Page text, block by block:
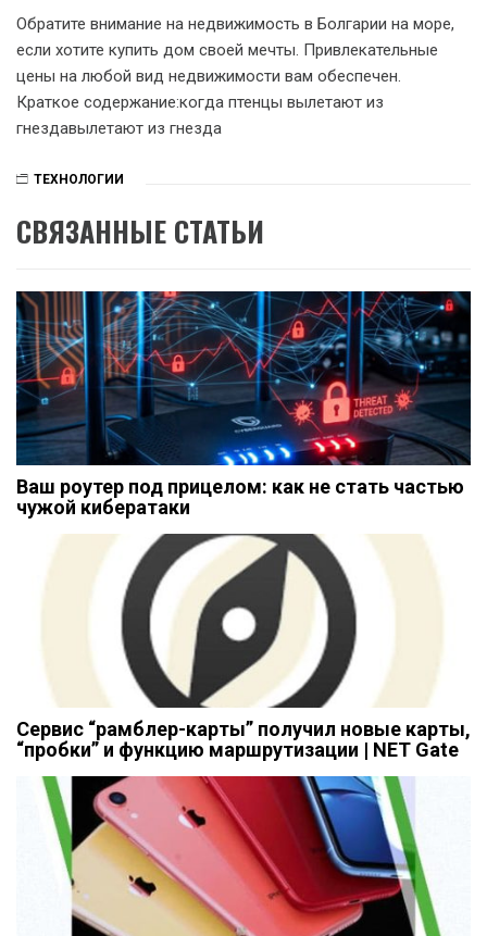
Обратите внимание на недвижимость в Болгарии на море,
если хотите купить дом своей мечты. Привлекательные
цены на любой вид недвижимости вам обеспечен.
Краткое содержание:когда птенцы вылетают из
гнездавылетают из гнезда
ТЕХНОЛОГИИ
СВЯЗАННЫЕ СТАТЬИ
Ваш роутер под прицелом: как не стать частью
чужой кибератаки
Сервис “рамблер-карты” получил новые карты,
“пробки” и функцию маршрутизации | NET Gate